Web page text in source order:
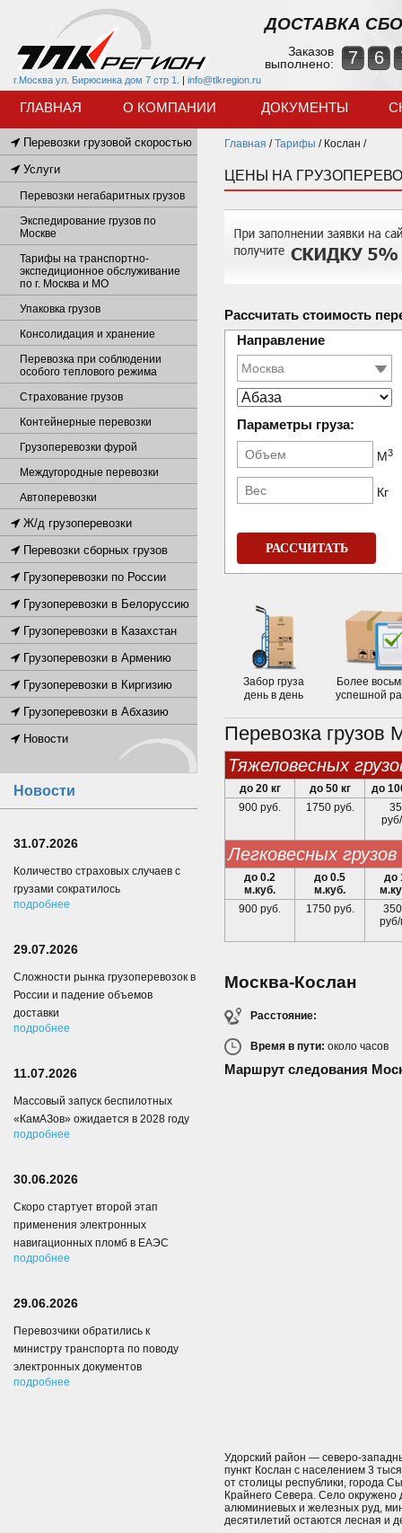
г.Москва ул. Бирюсинка дом 7 стр 1. | info@tlkregion.ru
ДОСТАВКА
Заказов
выполнено:
7 6
ГЛАВНАЯ О КОМПАНИИ ДОКУМЕНТЫ
Главная /Тарифы / Кослан /
ЦЕНЫ НА
Рассчитать стоимость
Направление
Параметры груза:
М3
Кг
РАССЧИТАТЬ
Забор груза
день в день
Более
успешной
Перевозка грузов
тяжеловесных
до 20 кг до 50 кг
до
900 руб.
1750 руб.
35
руб/
легковесных грузов
до 0.2
м.куб.
до 0.5
м.куб.
до
900 руб.
1750 руб.
Москва-Кослан
Расстояние:
Время в пути: около часов
Маршрут следования
Удорский район — северо-
пункт Кослан с населением 3
от столицы республики, города
Крайнего Севера. Село
алюминиевых и железных руд,
десятилетий остаются лесная
Перевозки грузовой скоростью
Услуги
Перевозки негабаритных грузов
Экспедирование грузов по
Москве
Тарифы на транспортно-
экспедиционное обслуживание
по г. Москва и МО
Упаковка грузов
Консолидация и хранение
Перевозка при соблюдении
особого теплового режима
Страхование грузов
Контейнерные перевозки
Грузоперевозки фурой
Междугородные перевозки
Автоперевозки
Ж/д грузоперевозки
Перевозки сборных грузов
Грузоперевозки по России
Грузоперевозки в Белоруссию
Грузоперевозки в Казахстан
Грузоперевозки в Армению
Грузоперевозки в Киргизию
Грузоперевозки в Абхазию
Новости
Новости
31.07.2026
Количество страховых случаев с
грузами сократилось
подробнее
29.07.2026
Сложности рынка грузоперевозок в
России и падение объемов
доставки
подробнее
11.07.2026
Массовый запуск беспилотных
«КамАЗов» ожидается в 2028 году
подробнее
30.06.2026
Скоро стартует второй этап
применения электронных
навигационных пломб в ЕАЭС
подробнее
29.06.2026
Перевозчики обратились к
министру транспорта по поводу
электронных документов
подробнее